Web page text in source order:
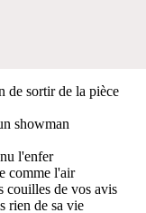
de sortir de la pièce
showman
l'enfer
comme l'air
couilles de vos avis
rien de sa vie